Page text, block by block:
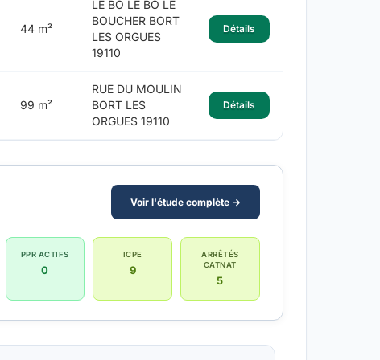
44 m²
LE BO LE BO LE
BOUCHER BORT
LES ORGUES
19110
Détails
99 m²
RUE DU MOULIN
BORT LES
ORGUES 19110
Détails
Voir l'étude complète →
PPR ACTIFS
0
ICPE
9
ARRÊTÉS
CATNAT
5